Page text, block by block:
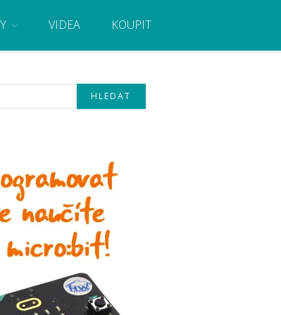
novinky i tutoriály pro začátečníky i pro
VIDEA KOUPIT